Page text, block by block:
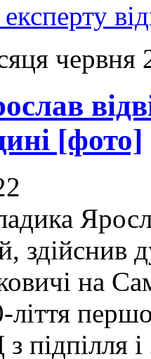
червня
[фото]
здійснив
на
ліття
і